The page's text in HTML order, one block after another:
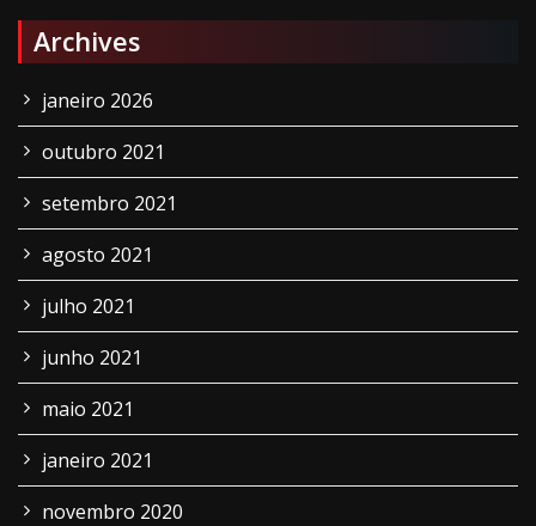
Archives
janeiro 2026
outubro 2021
setembro 2021
agosto 2021
julho 2021
junho 2021
maio 2021
janeiro 2021
novembro 2020